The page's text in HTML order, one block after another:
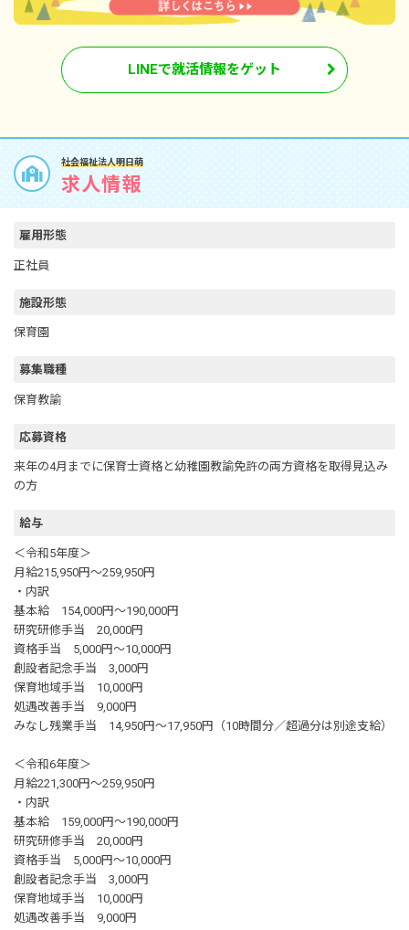
LINEで就活情報をゲット
社会福祉法人明日萌
求人情報
雇用形態
正社員
施設形態
保育園
募集職種
保育教諭
応募資格
来年の4月までに保育士資格と幼稚園教諭免許の両方資格を取得見込み
の方
給与
＜令和5年度＞
月給215,950円～259,950円
・内訳
基本給 154,000円～190,000円
研究研修手当 20,000円
資格手当 5,000円～10,000円
創設者記念手当 3,000円
保育地域手当 10,000円
処遇改善手当 9,000円
みなし残業手当 14,950円～17,950円（10時間分／超過分は別途支給）
＜令和6年度＞
月給221,300円～259,950円
・内訳
基本給 159,000円～190,000円
研究研修手当 20,000円
資格手当 5,000円～10,000円
創設者記念手当 3,000円
保育地域手当 10,000円
処遇改善手当 9,000円